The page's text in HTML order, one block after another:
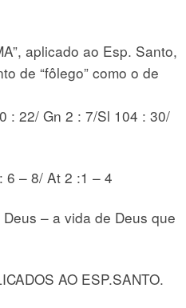
aplicado ao Esp. Santo,
de “fôlego” como o de
: 22/ Gn 2 : 7/Sl 104 : 30/
6 – 8/ At 2 :1 – 4
– a vida de Deus que
AO ESP.SANTO.